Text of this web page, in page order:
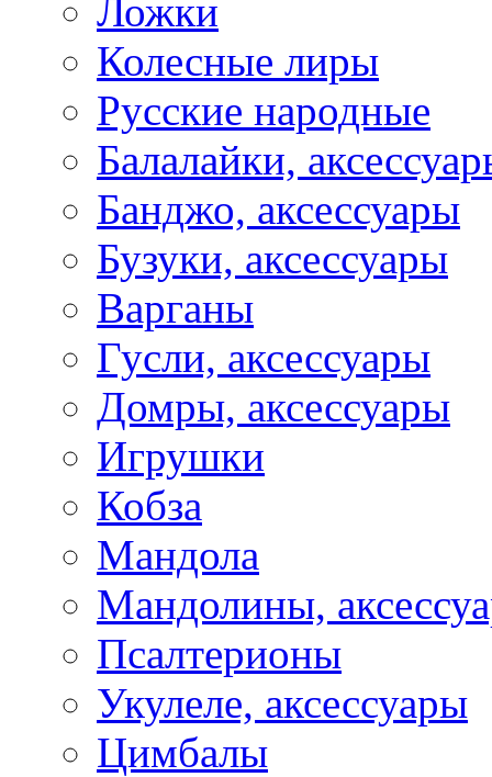
Ложки
Колесные лиры
Русские народные
Балалайки,
Банджо, аксессуары
Бузуки, аксессуары
Варганы
Гусли, аксессуары
Домры, аксессуары
Игрушки
Кобза
Мандола
Мандолины,
Псалтерионы
Укулеле, аксессуары
Цимбалы